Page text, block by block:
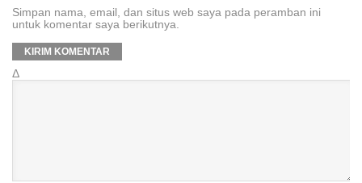
Simpan nama, email, dan situs web saya pada peramban ini
untuk komentar saya berikutnya.
Δ